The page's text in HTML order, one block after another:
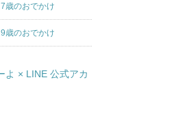
7歳のおでかけ
9歳のおでかけ